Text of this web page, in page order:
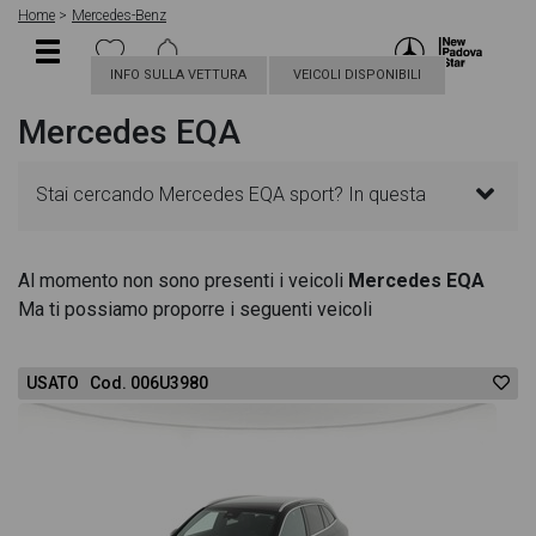
Home Mercedes-Benz
INFO SULLA VETTURA VEICOLI DISPONIBILI
Mercedes EQA
Stai cercando Mercedes EQA sport? In questa
veicolo Mercedes nuovo. Le schede veicolo sono
dettagliate e sempre aggiornate in modo da aiutarti
a scegliere quella più adatta alle tue necessità,
sono presenti informazioni essenziali come
Al momento non sono presenti i veicoli Mercedes EQA
Ma ti possiamo proporre i seguenti veicoli
USATO Cod. 006U3980